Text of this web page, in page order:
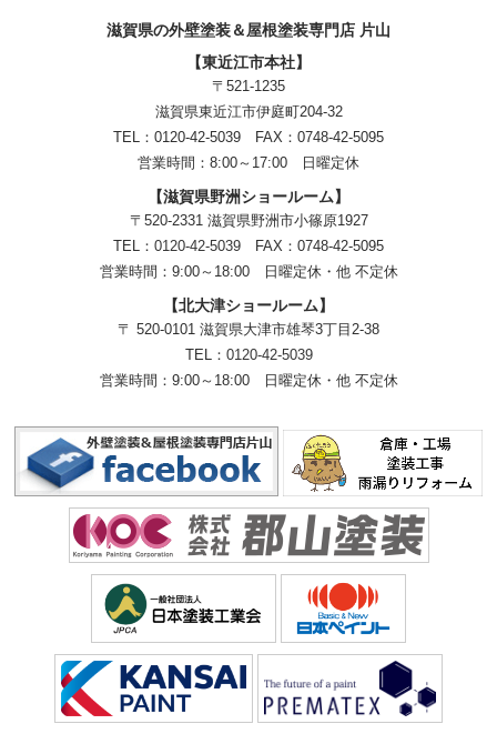
滋賀県の外壁塗装＆屋根塗装専門店 片山
【東近江市本社】
〒521-1235
滋賀県東近江市伊庭町204-32
TEL：0120-42-5039 FAX：0748-42-5095
営業時間：8:00～17:00 日曜定休
【滋賀県野洲ショールーム】
〒520-2331 滋賀県野洲市小篠原1927
TEL： 0120-42-5039 FAX：0748-42-5095
営業時間：9:00～18:00
日曜定休・他 不定休
【北大津ショールーム】
〒 520-0101 滋賀県大津市雄琴3丁目2-38
TEL： 0120-42-5039
営業時間：9:00～18:00
日曜定休・他 不定休